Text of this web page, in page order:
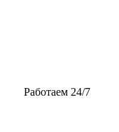
Работаем 24/7